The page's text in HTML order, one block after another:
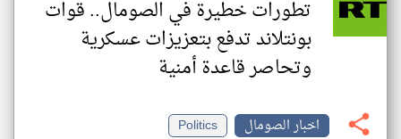
تطورات خطيرة في الصومال.. قوات
بونتلاند تدفع بتعزيزات عسكرية
وتحاصر قاعدة أمنية
اخبار الصومال
Politics